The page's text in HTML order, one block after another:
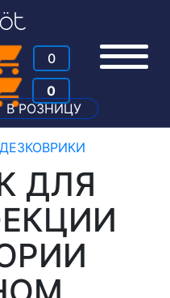
0
0
В РОЗНИЦУ
ДЕЗКОВРИКИ
ДЛЯ